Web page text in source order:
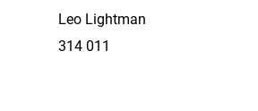
Leo Lightman
314 011